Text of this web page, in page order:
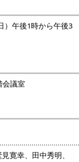
）午後1時から午後3
会議室
寛幸、田中秀明、